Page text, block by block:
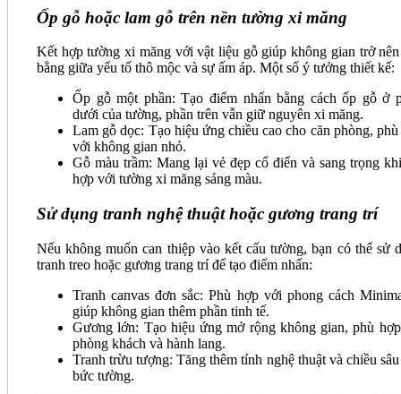
Ốp gỗ hoặc lam gỗ trên nền tường xi măng
Kết hợp tường xi măng với vật liệu gỗ giúp không gian trở nên
bằng giữa yếu tố thô mộc và sự ấm áp. Một số ý tưởng thiết kế:
Ốp gỗ một phần: Tạo điểm nhấn bằng cách ốp gỗ ở
dưới của tường, phần trên vẫn giữ nguyên xi măng.
Lam gỗ dọc: Tạo hiệu ứng chiều cao cho căn phòng,
với không gian nhỏ.
Gỗ màu trầm: Mang lại vẻ đẹp cổ điển và sang trọng
hợp với tường xi măng sáng màu.
Sử dụng tranh nghệ thuật hoặc gương trang trí
Nếu không muốn can thiệp vào kết cấu tường, bạn có thể sử
tranh treo hoặc gương trang trí để tạo điểm nhấn:
Tranh canvas đơn sắc: Phù hợp với phong cách
giúp không gian thêm phần tinh tế.
Gương lớn: Tạo hiệu ứng mở rộng không gian, phù
phòng khách và hành lang.
Tranh trừu tượng: Tăng thêm tính nghệ thuật và chiều
bức tường.